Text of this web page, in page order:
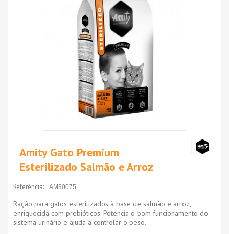
Amity Gato Premium
Esterilizado Salmão e Arroz
Referência: AM30075
Ração para gatos esterilizados à base de salmão e arroz,
enriquecida com prebióticos. Potencia o bom funcionamento do
sistema urinário e ajuda a controlar o peso.